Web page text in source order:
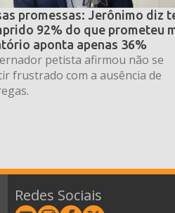
promessas: Jerônimo diz
92% do que prometeu
aponta apenas 36%
petista afirmou não se
frustrado com a ausência de
Redes Sociais